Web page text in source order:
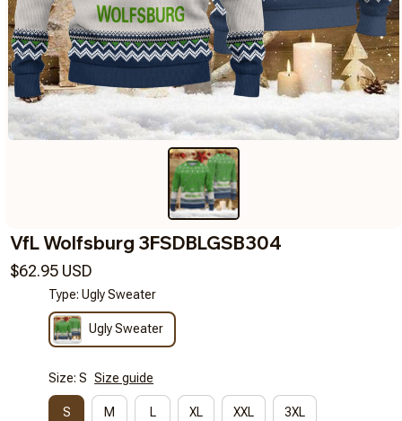
VfL Wolfsburg 3FSDBLGSB304
$62.95 USD
Type: Ugly Sweater
Ugly Sweater
Size: S Size guide
S M L XL XXL 3XL